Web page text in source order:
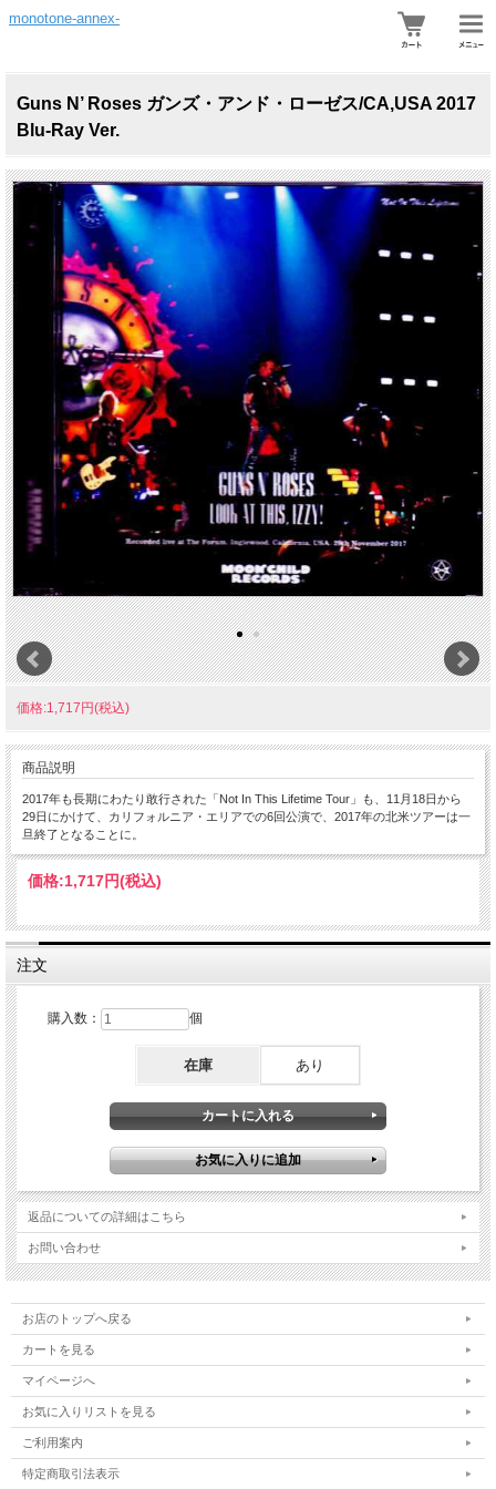
monotone-annex-
Guns N’ Roses ガンズ・アンド・ローゼス/CA,USA 2017
Blu-Ray Ver.
価格:1,717円(税込)
商品説明
2017年も長期にわたり敢行された「Not In This Lifetime Tour」も、11月18日から
29日にかけて、カリフォルニア・エリアでの6回公演で、2017年の北米ツアーは一
旦終了となることに。
価格:1,717円(税込)
注文
購入数： 個
在庫 あり
返品についての詳細はこちら
お問い合わせ
お店のトップへ戻る
カートを見る
マイページへ
お気に入りリストを見る
ご利用案内
特定商取引法表示